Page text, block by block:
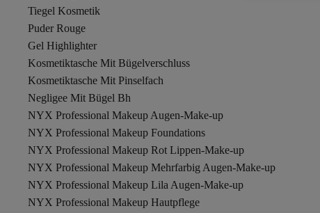
Tiegel Kosmetik
Puder Rouge
Gel Highlighter
Kosmetiktasche Mit Bügelverschluss
Kosmetiktasche Mit Pinselfach
Negligee Mit Bügel Bh
NYX Professional Makeup Augen-Make-up
NYX Professional Makeup Foundations
NYX Professional Makeup Rot Lippen-Make-up
NYX Professional Makeup Mehrfarbig Augen-Make-up
NYX Professional Makeup Lila Augen-Make-up
NYX Professional Makeup Hautpflege